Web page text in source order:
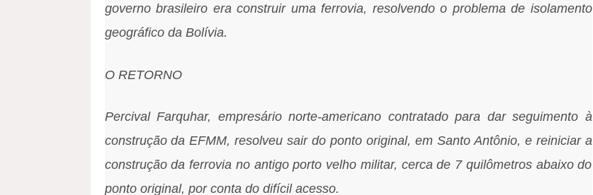
governo brasileiro era construir uma ferrovia, resolvendo o problema de isolamento
geográfico da Bolívia.
O RETORNO
Percival Farquhar, empresário norte-americano contratado para dar seguimento à
construção da EFMM, resolveu sair do ponto original, em Santo Antônio, e reiniciar a
construção da ferrovia no antigo porto velho militar, cerca de 7 quilômetros abaixo do
ponto original, por conta do difícil acesso.